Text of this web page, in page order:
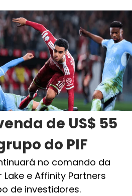
de US$ 55
do PIF
no comando da
Lake e Affinity Partners
de investidores.